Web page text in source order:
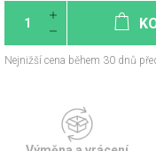
Nejnižší cena během 30 dnů